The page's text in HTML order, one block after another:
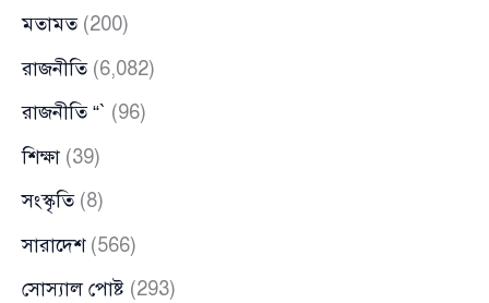
মতামত(200)
রাজনীতি(6,082)
রাজনীতি “` (96)
শিক্ষা (39)
সংস্কৃতি(8)
সারাদেশ(566)
সোস্যাল পোষ্ট (293)